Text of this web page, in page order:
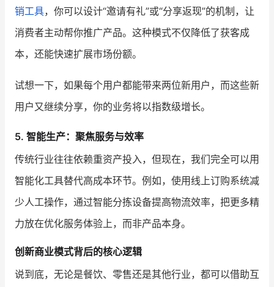
销工具，你可以设计“邀请有礼”或“分享返现”的机制，让
消费者主动帮你推广产品。这种模式不仅降低了获客成
本，还能快速扩展市场份额。
试想一下，如果每个用户都能带来两位新用户，而这些新
用户又继续分享，你的业务将以指数级增长。
5. 智能生产：聚焦服务与效率
传统行业往往依赖重资产投入，但现在，我们完全可以用
智能化工具替代高成本环节。例如，使用线上订购系统减
少人工操作，通过智能分拣设备提高物流效率，把更多精
力放在优化服务体验上，而非产品本身。
创新商业模式背后的核心逻辑
说到底，无论是餐饮、零售还是其他行业，都可以借助互